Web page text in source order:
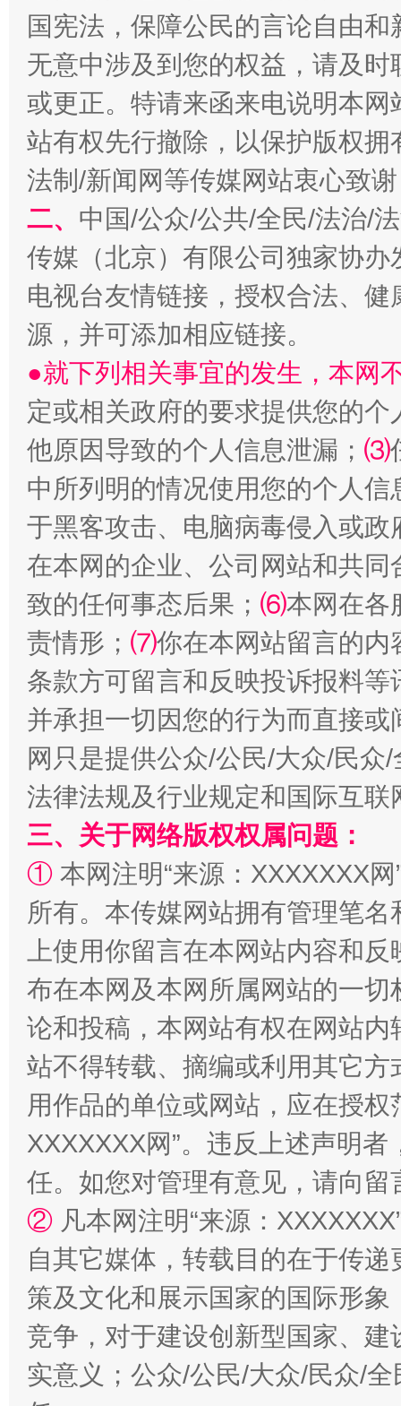
揭开“小金库”的免责幌子
受贿1.44亿！段成刚被判无期 从幼
全民健身五年计划来了！等你上场
阿坝州三大球赛在茂县开幕 规模
国家大学科技园优化重塑工作
扯下公款旅游的“隐身衣” 如何以
国宪法，保障公民的言论自由
无意中涉及到您的权益，请及
或更正。特请来函来电说明本
站有权先行撤除，以保护版权
法制/新闻网等传媒网站衷心致
二、 中国/公众/公共/全民/法治/
传媒（北京）有限公司独家协
电视台友情链接，授权合法、
源，并可添加相应链接。
●就下列相关事宜的发生，本网
定或相关政府的要求提供您的个
他原因导致的个人信息泄漏； ⑶
中所列明的情况使用您的个人
于黑客攻击、电脑病毒侵入或
在本网的企业、公司网站和共
致的任何事态后果； ⑹本网在各
责情形； ⑺你在本网站留言的内
条款方可留言和反映投诉报料
并承担一切因您的行为而直接
网只是提供公众/公民/大众/民
法律法规及行业规定和国际互
三、关于网络版权权属问题：
① 本网注明“来源：XXXXXXX
所有。本传媒网站拥有管理笔
上使用你留言在本网站内容和
布在本网及本网所属网站的一
论和投稿，本网站有权在网站
站不得转载、摘编或利用其它
用作品的单位或网站，应在授
XXXXXXX网”。违反上述声明
任。如您对管理有意见，请向
② 凡本网注明“来源：
自其它媒体，转载目的在于传
策及文化和展示国家的国际形
竞争，对于建设创新型国家、
实意义；公众/公民/大众/民众/